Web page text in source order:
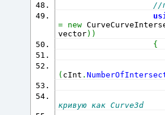
кривых (других по
Curve
List
< Curve ) ;
new List<ObjectId>
//
= new
vector) )
{
( cInt .
кривую как Curve3d